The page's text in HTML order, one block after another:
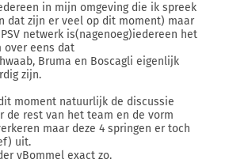
in mijn omgeving die ik spreek
dat zijn er veel op dit moment) maar
netwerk is(nagenoeg)iedereen het
over eens dat
Bruma en Boscagli eigenlijk
zijn.
moment natuurlijk de discussie
de rest van het team en de vorm
maar deze 4 springen er toch
uit.
vBommel exact zo.